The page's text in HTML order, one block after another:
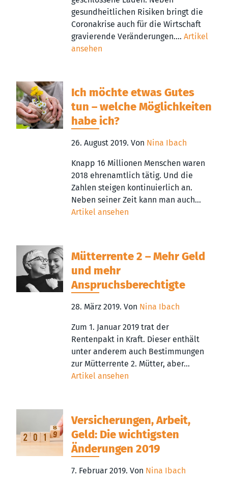
gesundheitlichen Risiken bringt die
Coronakrise auch für die Wirtschaft
gravierende Veränderungen.... Artikel
ansehen
Ich möchte etwas Gutes
tun – welche Möglichkeiten
habe ich?
26. August 2019. Von Nina Ibach
Knapp 16 Millionen Menschen waren
2018 ehrenamtlich tätig. Und die
Zahlen steigen kontinuierlich an.
Neben seiner Zeit kann man auch...
Artikel ansehen
Mütterrente 2 – Mehr Geld
und mehr
Anspruchsberechtigte
28. März 2019. Von Nina Ibach
Zum 1. Januar 2019 trat der
Rentenpakt in Kraft. Dieser enthält
unter anderem auch Bestimmungen
zur Mütterrente 2. Mütter, aber...
Artikel ansehen
Versicherungen, Arbeit,
Geld: Die wichtigsten
Änderungen 2019
7. Februar 2019. Von Nina Ibach